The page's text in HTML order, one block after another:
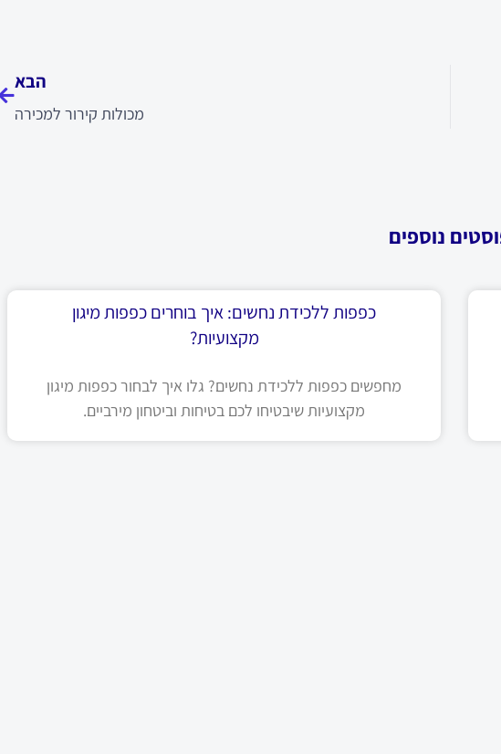
הבא
מכולות קירור למכירה
נוספים
כפפות ללכידת נחשים: איך בוחרים כפפות מיגון
מקצועיות?
מחפשים כפפות ללכידת נחשים? גלו איך לבחור כפפות מיגון
מקצועיות שיבטיחו לכם בטיחות וביטחון מירביים.